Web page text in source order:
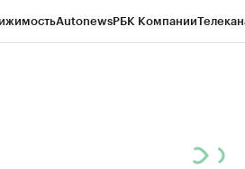
AutonewsРБК Компании